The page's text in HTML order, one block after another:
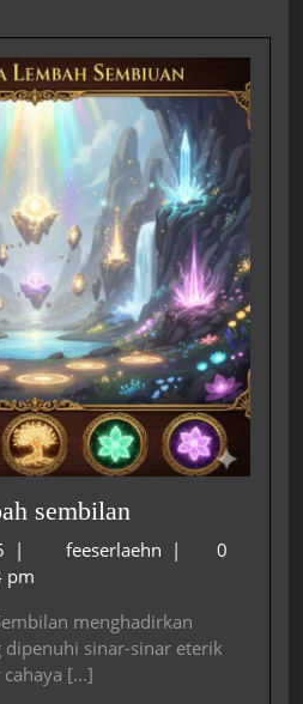
sembilan
| feeserlaehn |
0
pm
menghadirkan
dipenuhi sinar-sinar eterik
[...]